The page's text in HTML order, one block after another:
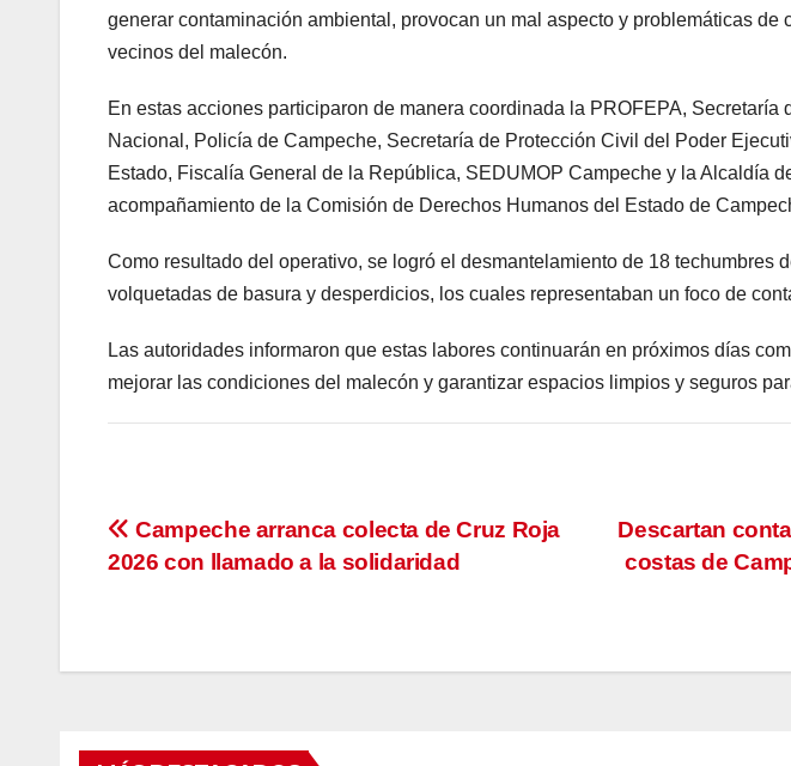
generar contaminación ambiental, provocan un mal aspecto y problemáticas de
vecinos del malecón.
En estas acciones participaron de manera coordinada la PROFEPA, Secretaría
Nacional, Policía de Campeche, Secretaría de Protección Civil del Poder
Estado, Fiscalía General de la República, SEDUMOP Campeche y la Alcaldía
acompañamiento de la Comisión de Derechos Humanos del Estado de
Como resultado del operativo, se logró el desmantelamiento de 18 techumbres
volquetadas de basura y desperdicios, los cuales representaban un foco de
Las autoridades informaron que estas labores continuarán en próximos días
mejorar las condiciones del malecón y garantizar espacios limpios y seguros
Navegación
Descartan
costas de
Campeche arranca colecta de Cruz Roja
2026 con llamado a la solidaridad